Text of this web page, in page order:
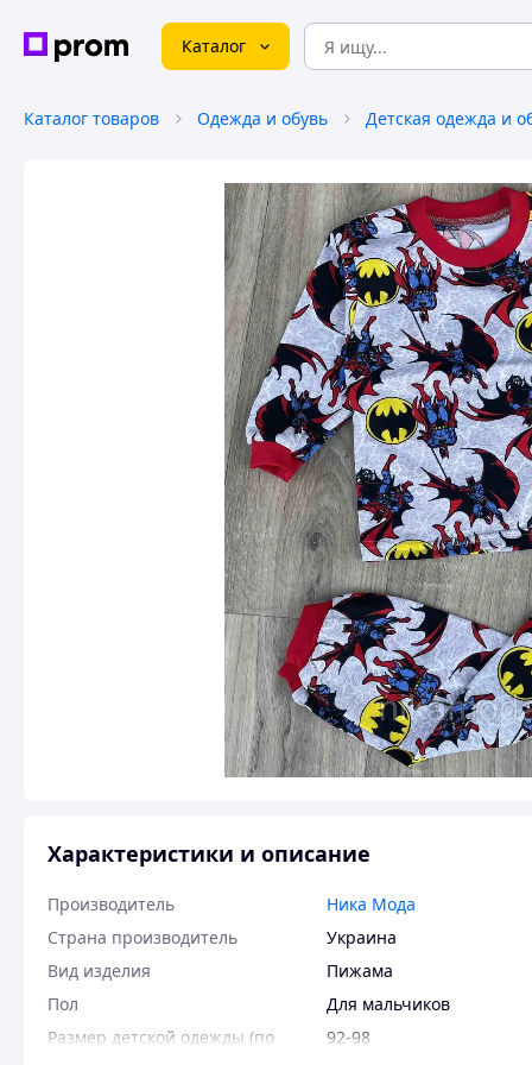
Каталог
Каталог товаров Одежда и обувь Детская одежда и
Характеристики и описание
Производитель
Ника Мода
Страна производитель
Украина
Вид изделия
Пижама
Пол
Для мальчиков
Размер детской одежды (по
92-98